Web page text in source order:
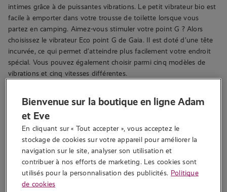
intimes grâce à de puissantes vibrations. Le petit vibrateur bio est
facile à emporter dans votre trousse de toilette lorsque vous
partez en camping. Aimez-vous stimuler votre point G ? Alors
choisissez le vibrateur Eco point G de Gaia. Il est doté d’une tête
incurvée, ce qui permet d’atteindre plus facilement votre endroit
spécial. Vous pouvez également choisir parmi cinq modèles de
vibrations et cinq vitesses différentes.
gaies comme le vert, l’aqua et le corail. Ils sont fabriqués en
BioFeel, un bioplastique à base d’amidon de maïs. En plus d’être
biodégradables, les matériaux utilisés sont également faciles à
recycler.
Bienvenue sur la boutique en ligne Adam
et Eve
En cliquant sur « Tout accepter », vous acceptez le
stockage de cookies sur votre appareil pour améliorer la
navigation sur le site, analyser son utilisation et
contribuer à nos efforts de marketing. Les cookies sont
utilisés pour la personnalisation des publicités. Politique
de cookies